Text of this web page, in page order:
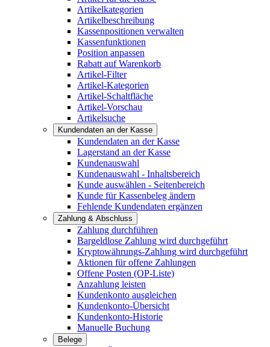
Artikelkategorien
Artikelbeschreibung
Kassenpositionen verwalten
Kassenfunktionen
Position anpassen
Rabatt auf Warenkorb
Artikel-Filter
Artikel-Kategorien
Artikel-Schaltfläche
Artikel-Vorschau
Artikelsuche
Kundendaten an der Kasse
Kundendaten an der Kasse
Lagerstand an der Kasse
Kundenauswahl
Kundenauswahl - Inhaltsbereich
Kunde auswählen - Seitenbereich
Kunde für Kassenbeleg ändern
Fehlende Kundendaten ergänzen
Zahlung & Abschluss
Zahlung durchführen
Bargeldlose Zahlung wird durchgeführt
Kryptowährungs-Zahlung wird durchgeführt
Aktionen für offene Zahlungen
Offene Posten (OP-Liste)
Anzahlung leisten
Kundenkonto ausgleichen
Kundenkonto-Übersicht
Kundenkonto-Historie
Manuelle Buchung
Belege